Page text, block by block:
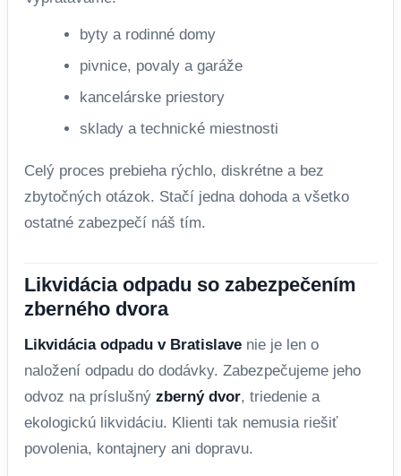
byty a rodinné domy
pivnice, povaly a garáže
kancelárske priestory
sklady a technické miestnosti
Celý proces prebieha rýchlo, diskrétne a bez
zbytočných otázok. Stačí jedna dohoda a všetko
ostatné zabezpečí náš tím.
Likvidácia odpadu so zabezpečením
zberného dvora
Likvidácia odpadu v Bratislave nie je len o
naložení odpadu do dodávky. Zabezpečujeme jeho
odvoz na príslušný zberný dvor, triedenie a
ekologickú likvidáciu. Klienti tak nemusia riešiť
povolenia, kontajnery ani dopravu.